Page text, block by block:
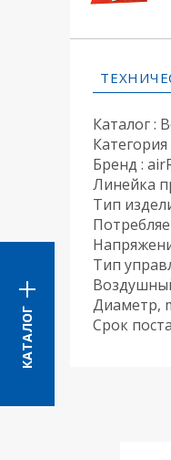
КАТАЛОГ
Каталог :
Бренд :
Линейка
Тип
Тип
Диаметр,
Срок